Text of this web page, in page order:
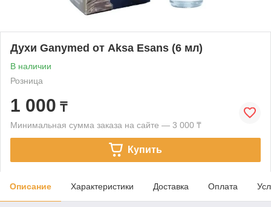
Духи Ganymed от Aksa Esans (6 мл)
В наличии
Розница
1 000 ₸
Минимальная сумма заказа на сайте — 3 000 ₸
Купить
Описание Характеристики Доставка Оплата